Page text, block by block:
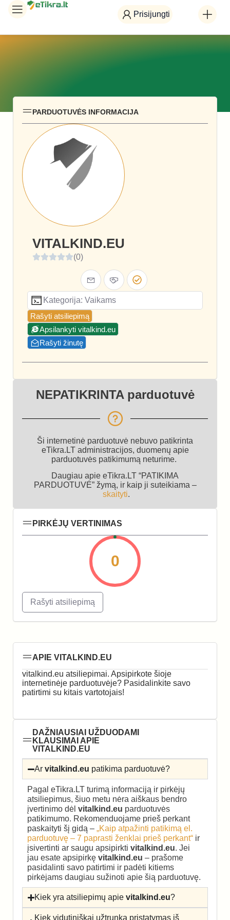
Prisijungti
PARDUOTUVĖS INFORMACIJA
VITALKIND.EU
(0)
Kategorija: Vaikams
Rašyti atsiliepimą
Apsilankyti vitalkind.eu
Rašyti žinutę
NEPATIKRINTA parduotuvė
Ši internetinė parduotuvė nebuvo patikrinta
eTikra.LT administracijos, duomenų apie
parduotuvės patikimumą neturime.
Daugiau apie eTikra.LT “PATIKIMA
PARDUOTUVĖ” žymą, ir kaip ji suteikiama –
skaityti.
PIRKĖJŲ VERTINIMAS
0
Rašyti atsiliepimą
APIE VITALKIND.EU
vitalkind.eu atsiliepimai. Apsipirkote šioje
internetinėje parduotuvėje? Pasidalinkite savo
patirtimi su kitais vartotojais!
DAŽNIAUSIAI UŽDUODAMI
KLAUSIMAI APIE
VITALKIND.EU
Arvitalkind.eu patikima parduotuvė?
Pagal eTikra.LT turimą informaciją ir pirkėjų
atsiliepimus, šiuo metu nėra aiškaus bendro
įvertinimo dėl vitalkind.eu parduotuvės
patikimumo. Rekomenduojame prieš perkant
paskaityti šį gidą – „Kaip atpažinti patikimą el.
parduotuvę – 7 paprasti ženklai prieš perkant“ ir
įsivertinti ar saugu apsipirkti vitalkind.eu. Jei
jau esate apsipirkę vitalkind.eu – prašome
pasidalinti savo patirtimi ir padėti kitiems
pirkėjams daugiau sužinoti apie šią parduotuvę.
Kiek yra atsiliepimų apievitalkind.eu?
Kiek vidutiniškai užtrunka pristatymas iš